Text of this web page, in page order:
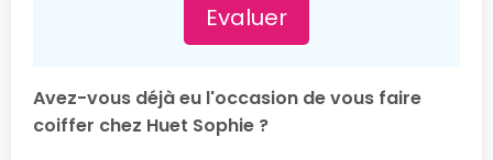
Evaluer
Avez-vous déjà eu l'occasion de vous faire
coiffer chez Huet Sophie ?